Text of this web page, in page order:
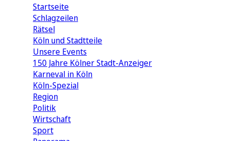
Startseite
Schlagzeilen
Rätsel
Köln und Stadtteile
Unsere Events
150 Jahre Kölner Stadt-Anzeiger
Karneval in Köln
Köln-Spezial
Region
Politik
Wirtschaft
Sport